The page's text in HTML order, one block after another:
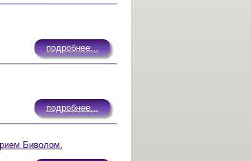
подробнее...
подробнее...
Биволом.